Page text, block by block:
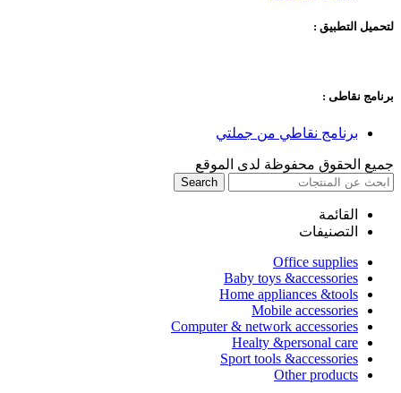
لتحميل التطبيق :
برنامج نقاطى :
برنامج نقاطي من جملتي
جميع الحقوق محفوظة لدى الموقع
Search
القائمة
التصنيفات
Office supplies
Baby toys &accessories
Home appliances &tools
Mobile accessories
Computer & network accessories
Healty &personal care
Sport tools &accessories
Other products